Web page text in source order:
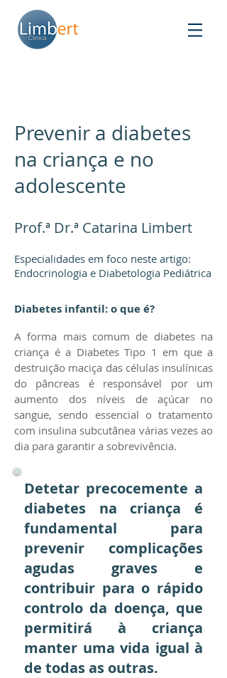
Prevenir a diabetes
na criança e no
adolescente
Prof.ª Dr.ª Catarina Limbert
Especialidades em foco neste artigo:
Endocrinologia e Diabetologia Pediátrica
Diabetes infantil: o que é?
A forma mais comum de diabetes na
criança é a Diabetes Tipo 1 em que a
destruição maciça das células insulínicas
do pâncreas é responsável por um
aumento dos níveis de açúcar no
sangue, sendo essencial o tratamento
com insulina subcutânea várias vezes ao
dia para garantir a sobrevivência.
Detetar precocemente a
diabetes na criança é
fundamental para
prevenir complicações
agudas graves e
contribuir para o rápido
controlo da doença, que
permitirá à criança
manter uma vida igual à
de todas as outras.